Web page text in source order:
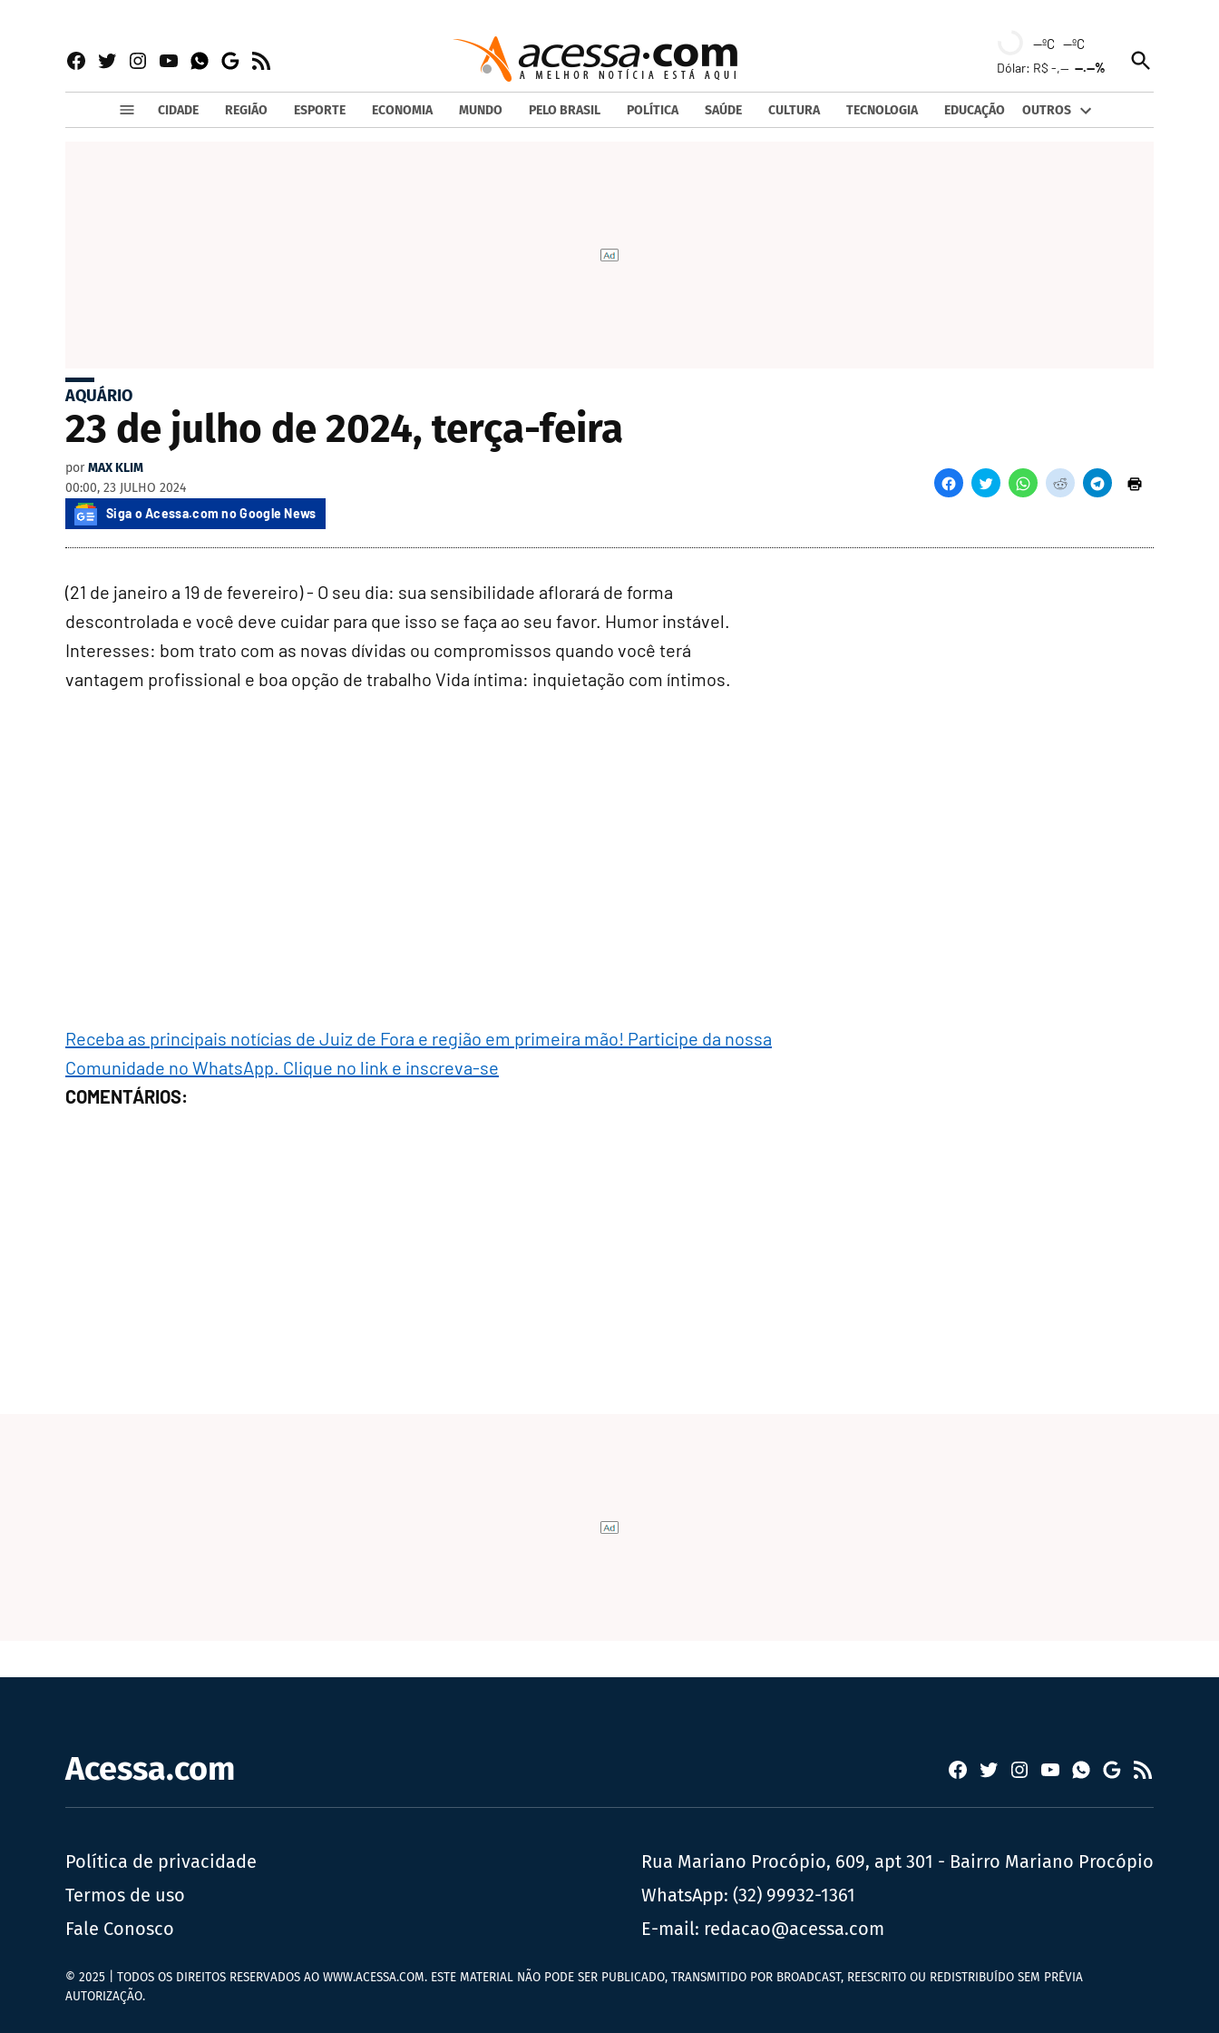
Facebook
TwitterInstagram
YouTubeWhatsapp
Google
News
RSS
--ºC --ºC
Dólar: R$ -,----.--%
Open
Search
CIDADE REGIÃO ESPORTE ECONOMIA MUNDO PELO BRASIL POLÍTICA SAÚDE CULTURA TECNOLOGIA EDUCAÇÃO OUTROS
AQUÁRIO
23 de julho de 2024, terça-feira
por MAX KLIM
00:00, 23 JULHO 2024
Siga o Acessa.com no Google News
(21 de janeiro a 19 de fevereiro) - O seu dia: sua sensibilidade aflorará de forma
descontrolada e você deve cuidar para que isso se faça ao seu favor. Humor instável.
Interesses: bom trato com as novas dívidas ou compromissos quando você terá
vantagem profissional e boa opção de trabalho Vida íntima: inquietação com íntimos.
Receba as principais notícias de Juiz de Fora e região em primeira mão! Participe da nossa
Comunidade no WhatsApp. Clique no link e inscreva-se
COMENTÁRIOS:
Acessa.com Facebook
TwitterInstagram
YouTubeWhatsapp
Google
News
RSS
Política de privacidade
Termos de uso
Fale Conosco
Rua Mariano Procópio, 609, apt 301 - Bairro Mariano Procópio
WhatsApp: (32) 99932-1361
E-mail: redacao@acessa.com
© 2025 | TODOS OS DIREITOS RESERVADOS AO WWW.ACESSA.COM. ESTE MATERIAL NÃO PODE SER PUBLICADO, TRANSMITIDO POR BROADCAST, REESCRITO OU REDISTRIBUÍDO SEM PRÉVIA
AUTORIZAÇÃO.